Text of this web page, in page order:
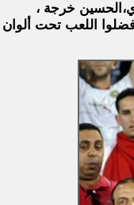
خرجة ،
اللعب تحت ألوان